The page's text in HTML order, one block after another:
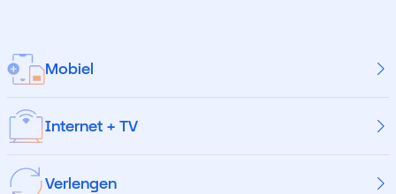
Mobiel
Internet + TV
Verlengen